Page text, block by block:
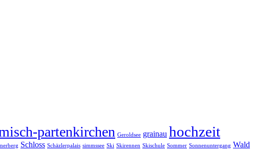
partenkirchen Geroldsee grainau hochzeit
Schloss Schäzlerpalais simmssee Ski Skirennen Skischule Sommer Sonnenuntergang Wald